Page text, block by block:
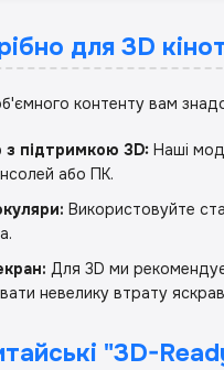
для 3D
контенту вам
з підтримкою 3D:Наші
або ПК.
Використовуйте
Для 3D ми
невелику втрату
"3D-